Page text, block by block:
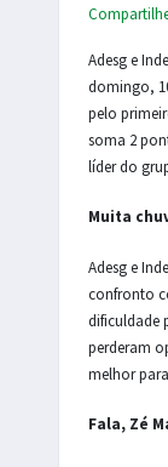
Adesg e
domingo,
pelo
soma 2
líder do
Muita
Adesg e
confronto
dificuldade
perderam
melhor
Fala, Zé